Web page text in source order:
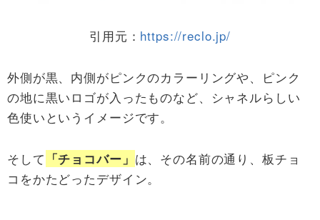
引用元： https://reclo.jp/
外側が黒、内側がピンクのカラーリングや、ピンク
の地に黒いロゴが入ったものなど、シャネルらしい
色使いというイメージです。
そして 「チョコバー」 は、その名前の通り、板チョ
コをかたどったデザイン。